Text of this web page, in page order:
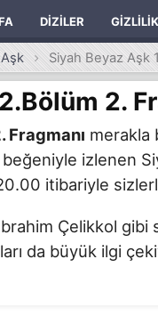
DIZILER
Siyah Beyaz Aşk
2.
Fragmanı merakla
beğeniyle izlenen
itibariyle
Çelikkol gibi
da büyük ilgi